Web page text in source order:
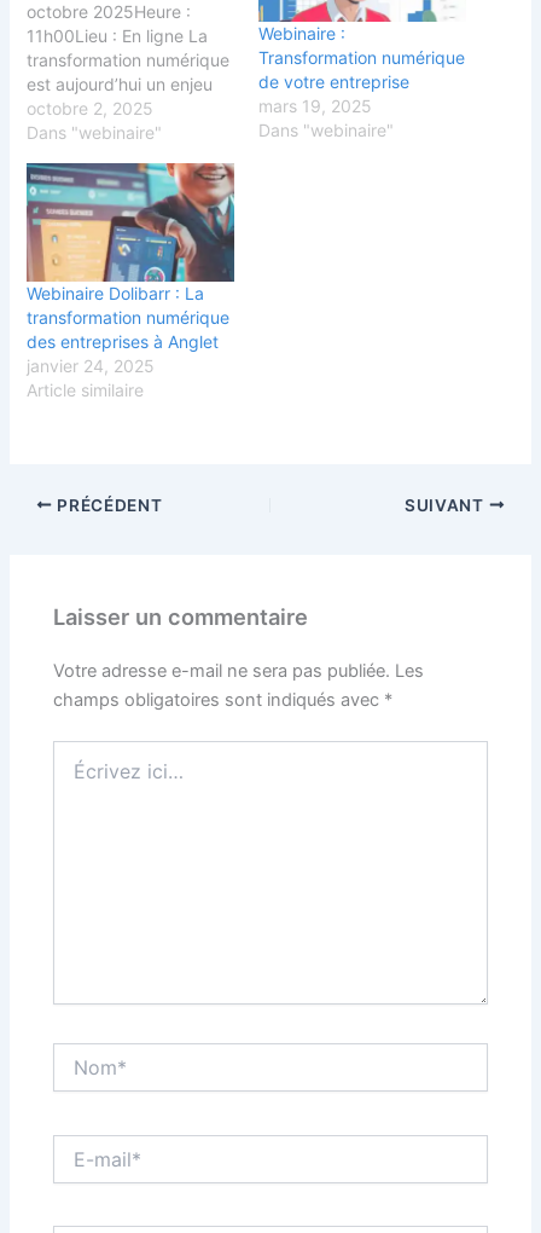
octobre 2025Heure :
11h00Lieu : En ligne La
transformation numérique
est aujourd’hui un enjeu
majeur pour les
entreprises qui souhaitent
leurs processus et rester
compétitives dans un
marché en constante
évolution. Mais comment
s’y prendre pour réussir
cette transition digitale
efficacement et sans…
octobre 2, 2025
Dans "webinaire"
Webinaire :
Transformation numérique
de votre entreprise
mars 19, 2025
Dans "webinaire"
Webinaire Dolibarr : La
transformation numérique
des entreprises à Anglet
janvier 24, 2025
Article similaire
PRÉCÉDENT SUIVANT
Laisser un commentaire
Votre adresse e-mail ne sera pas publiée. Les
champs obligatoires sont indiqués avec *
ici…
mail*